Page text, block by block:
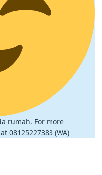
rumah. For more
08125227383 (WA)